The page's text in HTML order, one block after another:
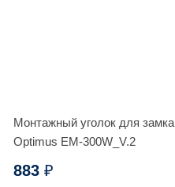
Монтажный уголок для замка
Optimus EM-300W_V.2
883 ₽